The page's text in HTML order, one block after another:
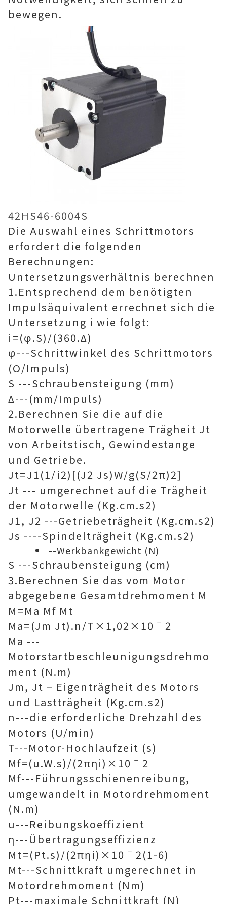
bewegen.
42HS46-6004S
Die Auswahl eines Schrittmotors
erfordert die folgenden
Berechnungen:
Untersetzungsverhältnis berechnen
1.Entsprechend dem benötigten
Impulsäquivalent errechnet sich die
Untersetzung i wie folgt:
i=(φ.S)/(360.Δ)
φ---Schrittwinkel des Schrittmotors
(O/Impuls)
S ---Schraubensteigung (mm)
Δ---(mm/Impuls)
2.Berechnen Sie die auf die
Motorwelle übertragene Trägheit Jt
von Arbeitstisch, Gewindestange
und Getriebe.
Jt=J1(1/i2)[(J2 Js)W/g(S/2π)2]
Jt --- umgerechnet auf die Trägheit
der Motorwelle (Kg.cm.s2)
J1, J2 ---Getriebeträgheit (Kg.cm.s2)
Js ----Spindelträgheit (Kg.cm.s2)
--Werkbankgewicht (N)
S ---Schraubensteigung (cm)
3.Berechnen Sie das vom Motor
abgegebene Gesamtdrehmoment M
M=Ma Mf Mt
Ma=(Jm Jt).n/T×1,02×10ˉ2
Ma ---
Motorstartbeschleunigungsdrehmo
ment (N.m)
Jm, Jt – Eigenträgheit des Motors
und Lastträgheit (Kg.cm.s2)
n---die erforderliche Drehzahl des
Motors (U/min)
T---Motor-Hochlaufzeit (s)
Mf=(u.W.s)/(2πηi)×10ˉ2
Mf---Führungsschienenreibung,
umgewandelt in Motordrehmoment
(N.m)
u---Reibungskoeffizient
η---Übertragungseffizienz
Mt=(Pt.s)/(2πηi)×10ˉ2(1-6)
Mt---Schnittkraft umgerechnet in
Motordrehmoment (Nm)
Pt---maximale Schnittkraft (N)